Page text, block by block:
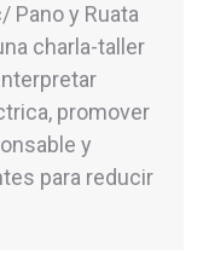
Pano y Ruata
charla-taller
promover
y
para reducir